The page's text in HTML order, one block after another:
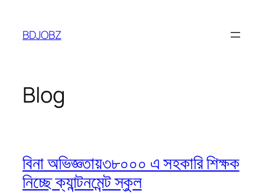
content
BDJOBZ
Blog
বিনা অভিজ্ঞতায়৩৮০০০ এ সহকারি শিক্ষক
নিচ্ছে ক্যান্টনমেন্ট স্কুল